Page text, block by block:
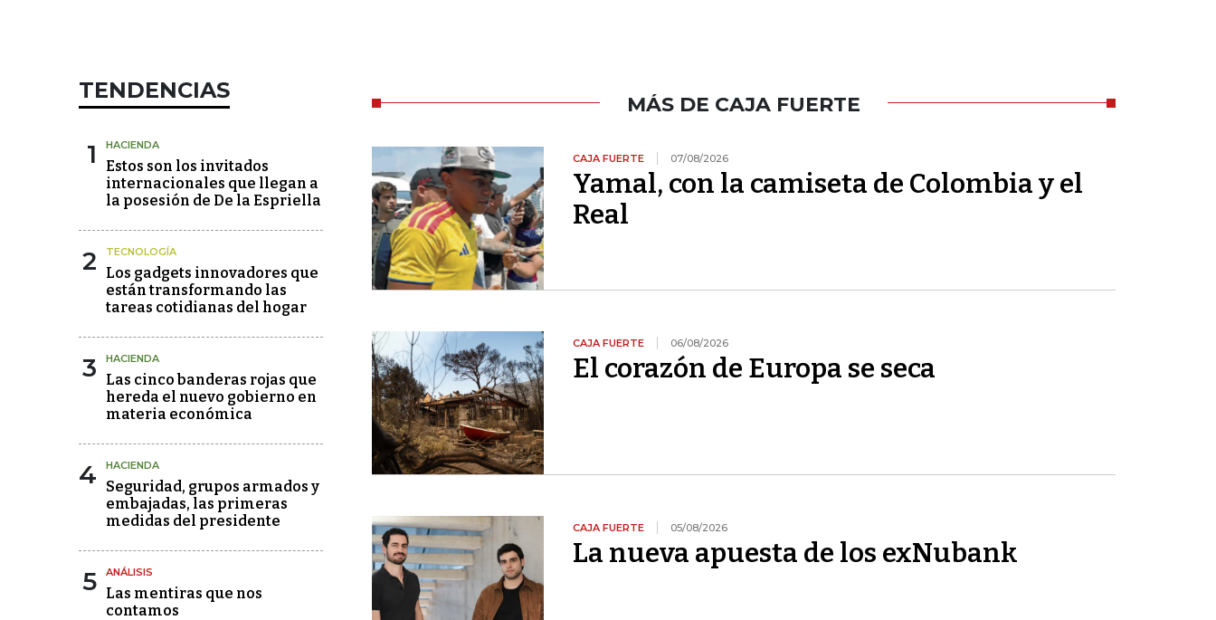
TENDENCIAS
1 HACIENDA
Estos son los invitados
internacionales que llegan a
la posesión de De la Espriella
2 TECNOLOGÍA
Los gadgets innovadores que
están transformando las
tareas cotidianas del hogar
3 HACIENDA
Las cinco banderas rojas que
hereda el nuevo gobierno en
materia económica
4 HACIENDA
Seguridad, grupos armados y
embajadas, las primeras
medidas del presidente
5 ANÁLISIS
Las mentiras que nos
contamos
MÁS DE CAJA FUERTE
CAJA FUERTE 07/08/2026
Yamal, con la camiseta de Colombia y el
Real
CAJA FUERTE 06/08/2026
El corazón de Europa se seca
CAJA FUERTE 05/08/2026
La nueva apuesta de los exNubank